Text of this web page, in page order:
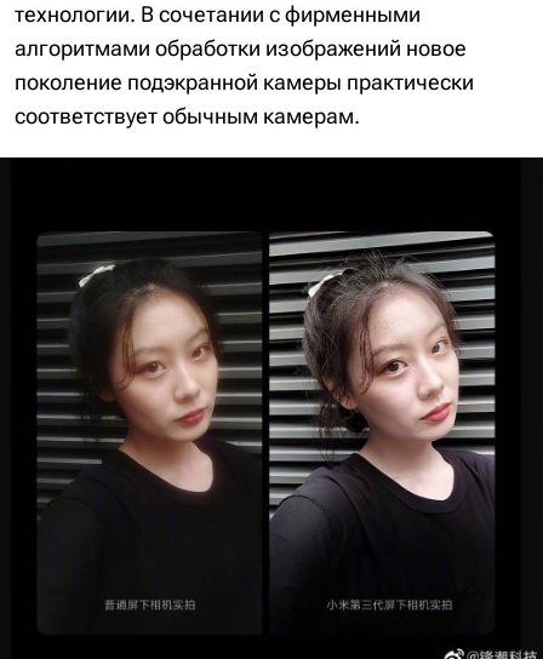
технологии. В сочетании с фирменными
алгоритмами обработки изображений новое
поколение подэкранной камеры практически
соответствует обычным камерам.